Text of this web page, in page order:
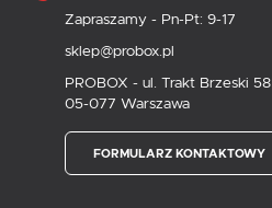
Zapraszamy - Pn-Pt: 9-17
sklep@probox.pl
PROBOX - ul. Trakt Brzeski 58
05-077 Warszawa
FORMULARZ KONTAKTOWY